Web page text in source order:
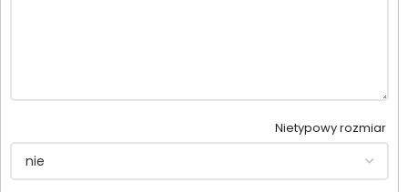
Nietypowy rozmiar